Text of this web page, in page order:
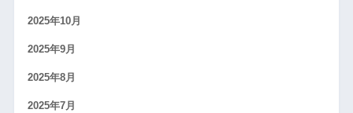
2025年10月
2025年9月
2025年8月
2025年7月